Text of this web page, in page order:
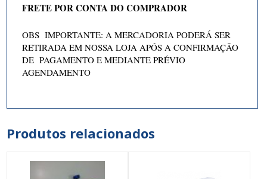
FRETE POR CONTA DO COMPRADOR
OBS IMPORTANTE: A MERCADORIA PODERÁ SER
RETIRADA EM NOSSA LOJA APÓS A CONFIRMAÇÃO
DE PAGAMENTO E MEDIANTE PRÉVIO
AGENDAMENTO
Produtos relacionados